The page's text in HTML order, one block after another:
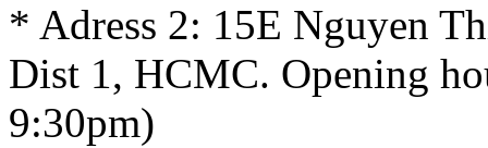
* Adress 2: 15E Nguyen
Dist 1, HCMC. Opening
9:30pm)